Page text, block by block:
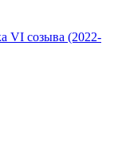
VI созыва (2022-